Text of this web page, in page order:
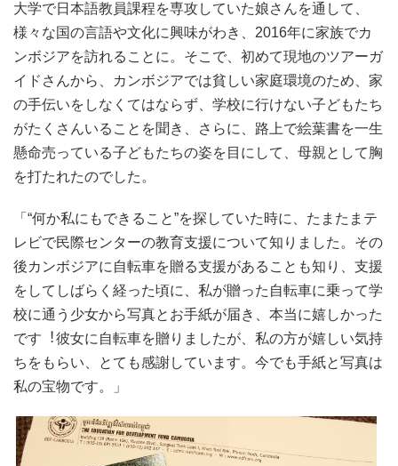
大学で日本語教員課程を専攻していた娘さんを通して、
様々な国の言語や文化に興味がわき、2016年に家族でカ
ンボジアを訪れることに。そこで、初めて現地のツアーガ
イドさんから、カンボジアでは貧しい家庭環境のため、家
の⼿伝いをしなくてはならず、学校に⾏けない⼦どもたち
がたくさんいることを聞き、さらに、路上で絵葉書を⼀⽣
懸命売っている⼦どもたちの姿を⽬にして、⺟親として胸
を打たれたのでした。
「“何か私にもできること”を探していた時に、たまたまテ
レビで⺠際センターの教育⽀援について知りました。その
後カンボジアに⾃転⾞を贈る⽀援があることも知り、⽀援
をしてしばらく経った頃に、私が贈った⾃転⾞に乗って学
校に通う少⼥から写真とお⼿紙が届き、本当に嬉しかった
です︕彼⼥に⾃転⾞を贈りましたが、私の⽅が嬉しい気持
ちをもらい、とても感謝しています。今でも⼿紙と写真は
私の宝物です。」